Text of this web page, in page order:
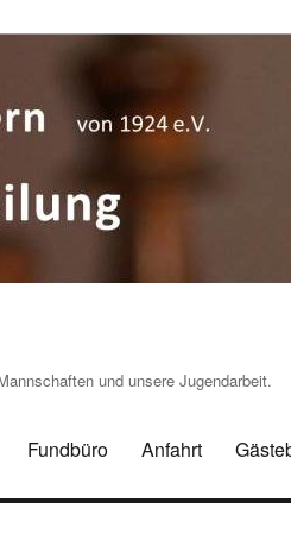
und unsere Jugendarbeit.
Fundbüro Anfahrt